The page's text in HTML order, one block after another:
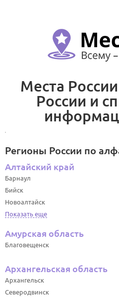
Места
России и
Регионы России по
Алтайский край
Барнаул
Бийск
Новоалтайск
Показать еще
Амурская область
Благовещенск
Архангельская область
Архангельск
Северодвинск